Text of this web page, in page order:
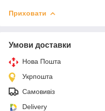
Приховати
Умови доставки
Нова Пошта
Укрпошта
Самовивіз
Delivery